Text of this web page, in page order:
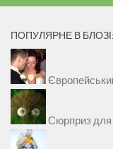
ПОПУЛЯРНЕ В БЛОЗІ:
Сюрприз для